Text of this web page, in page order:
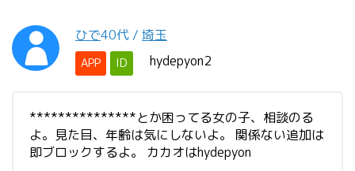
ひで40代 / 埼玉
APP ID hydepyon2
***************とか困ってる女の子、相談のる
よ。見た目、年齢は気にしないよ。 関係ない追加は
即ブロックするよ。 カカオはhydepyon